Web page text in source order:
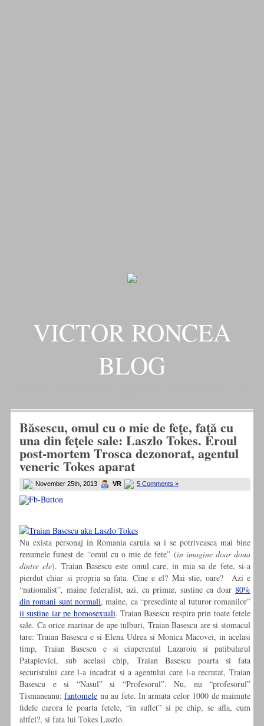
VICTOR RONCEA
BLOG
Băsescu, omul cu o mie de feţe, faţă cu
una din feţele sale: Laszlo Tokes. Eroul
post-mortem Trosca dezonorat, agentul
veneric Tokes aparat
November 25th, 2013 VR 5 Comments »
Nu exista personaj in Romania caruia sa i se potriveasca mai bine
renumele funest de “omul cu o mie de fete” (in imagine doar doua
dintre ele). Traian Basescu este omul care, in mia sa de fete, si-a
pierdut chiar si propria sa fata. Cine e el? Mai stie, oare? Azi e
“nationalist”, maine federalist, azi, ca primar, sustine ca doar 80%
din romani sunt normali, maine, ca “presedinte al tuturor romanilor”
ii sustine iar pe homosexuali. Traian Basescu respira prin toate fetele
sale. Ca orice marinar de ape tulburi, Traian Basescu are si stomacul
tare: Traian Basescu e si Elena Udrea si Monica Macovei, in acelasi
timp, Traian Basescu e si ciupercatul Lazaroiu si patibularul
Patapievici, sub acelasi chip, Traian Basescu poarta si fata
securistului care l-a incadrat si a agentului care l-a recrutat, Traian
Basescu e si “Nasul” si “Profesorul”. Nu, nu “profesorul”
Tismaneanu;fantomele nu au fete. In armata celor 1000 de maimute
fidele carora le poarta fetele, “in suflet” si pe chip, se afla, cum
altfel?, si fata lui Tokes Laszlo.